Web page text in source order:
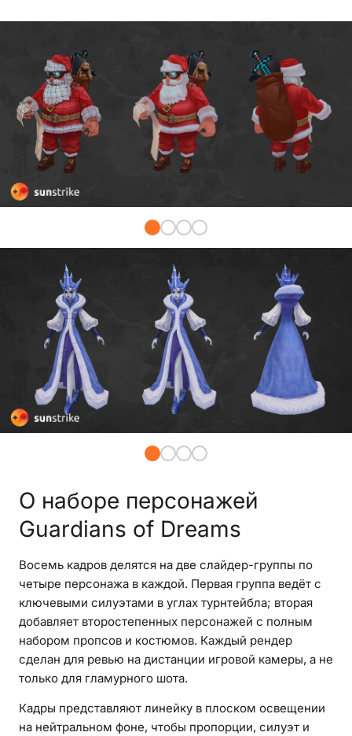
О наборе персонажей
Guardians of Dreams
Восемь кадров делятся на две слайдер-группы по
четыре персонажа в каждой. Первая группа ведёт с
ключевыми силуэтами в углах турнтейбла; вторая
добавляет второстепенных персонажей с полным
набором пропсов и костюмов. Каждый рендер
сделан для ревью на дистанции игровой камеры, а не
только для гламурного шота.
Кадры представляют линейку в плоском освещении
на нейтральном фоне, чтобы пропорции, силуэт и